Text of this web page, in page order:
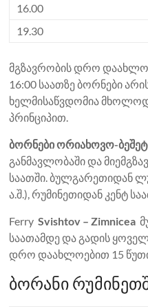
16.00
19.30
მგზავრობის დრო
16:00 საათზე ბორნები
ხელმისაწვდომია
პრინციპით.
ბორნები ორიახოვო-
განმავლობაში და
საათში. ბულგარეთიდან
ა.შ.), რუმინეთიდან კენტ
FerrySvishtov – Zimnicea
საათამდე და გადის
დრო დაახლოებით 15
ბორანი